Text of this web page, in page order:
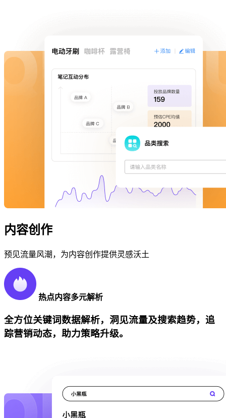
内容创作
预见流量风潮，为内容创作提供灵感沃土
热点内容多元解析
全方位关键词数据解析，洞见流量及搜索趋势，追
踪营销动态，助力策略升级。